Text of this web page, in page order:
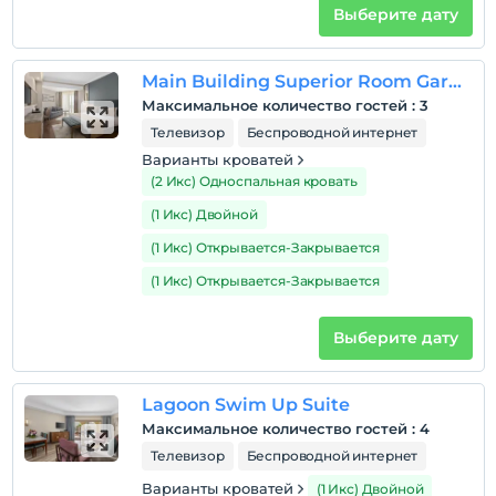
деревенский завтрак с натуральными и полезными
Расположение
Xanadu Makadi Bay находится в 30 минутах езды от
аэропорта Хургады.
Показать на
карте
Время выезда
До 12:00
Домашние животные
Домашние животные не допускаются
Выберите дату
Main Building Superior Room Garden View
Максимальное количество гостей : 3
Телевизор Беспроводной интернет
Варианты кроватей
(2 Икс) Односпальная кровать
(1 Икс) Двойной
(1 Икс) Открывается-Закрывается
(1 Икс) Открывается-Закрывается
Выберите дату
Lagoon Swim Up Suite
Максимальное количество гостей : 4
Телевизор Беспроводной интернет
Варианты кроватей (1 Икс) Двойной